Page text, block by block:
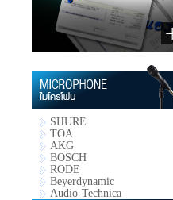
SHURE
TOA
AKG
BOSCH
RODE
Beyerdynamic
Audio-Technica